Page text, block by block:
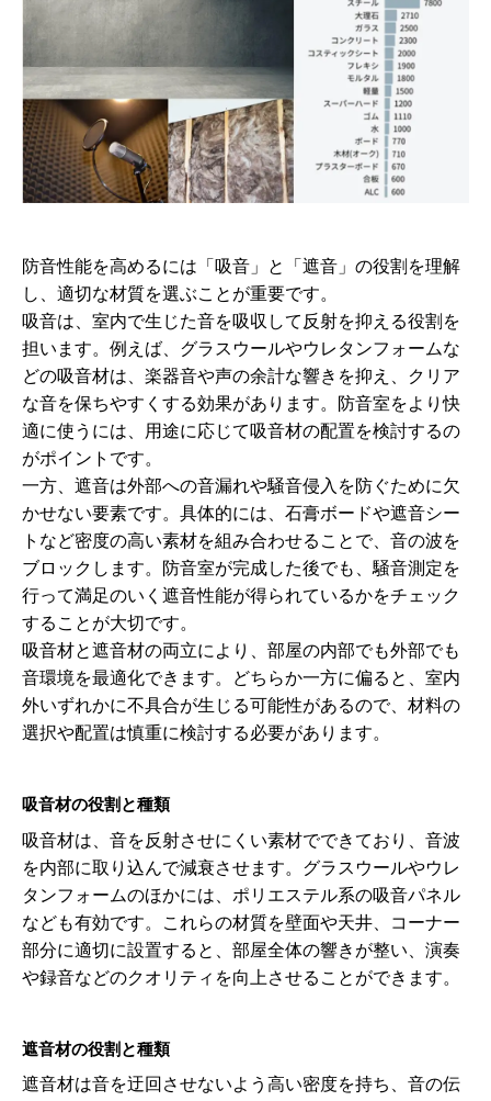
防音性能を高めるには「吸音」と「遮音」の役割を理解
し、適切な材質を選ぶことが重要です。
吸音は、室内で生じた音を吸収して反射を抑える役割を
担います。例えば、グラスウールやウレタンフォームな
どの吸音材は、楽器音や声の余計な響きを抑え、クリア
な音を保ちやすくする効果があります。防音室をより快
適に使うには、用途に応じて吸音材の配置を検討するの
がポイントです。
一方、遮音は外部への音漏れや騒音侵入を防ぐために欠
かせない要素です。具体的には、石膏ボードや遮音シー
トなど密度の高い素材を組み合わせることで、音の波を
ブロックします。防音室が完成した後でも、騒音測定を
行って満足のいく遮音性能が得られているかをチェック
することが大切です。
吸音材と遮音材の両立により、部屋の内部でも外部でも
音環境を最適化できます。どちらか一方に偏ると、室内
外いずれかに不具合が生じる可能性があるので、材料の
選択や配置は慎重に検討する必要があります。
吸音材の役割と種類
吸音材は、音を反射させにくい素材でできており、音波
を内部に取り込んで減衰させます。グラスウールやウレ
タンフォームのほかには、ポリエステル系の吸音パネル
なども有効です。これらの材質を壁面や天井、コーナー
部分に適切に設置すると、部屋全体の響きが整い、演奏
や録音などのクオリティを向上させることができます。
遮音材の役割と種類
遮音材は音を迂回させないよう高い密度を持ち、音の伝